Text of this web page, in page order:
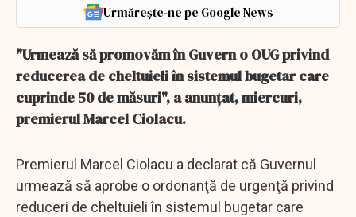
Urmărește-ne pe Google News
"Urmează să promovăm în Guvern o OUG privind
reducerea de cheltuieli în sistemul bugetar care
cuprinde 50 de măsuri", a anunţat, miercuri,
premierul Marcel Ciolacu.
Premierul Marcel Ciolacu a declarat că Guvernul
urmează să aprobe o ordonanţă de urgenţă privind
reduceri de cheltuieli în sistemul bugetar care